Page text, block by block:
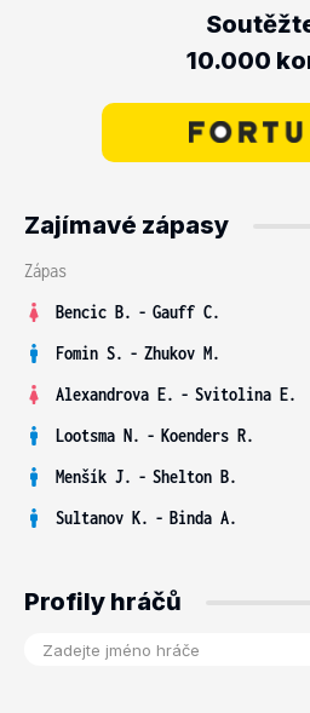
10.000
Zajímavé zápasy
Zápas
Bencic B. - Gauff C.
Fomin S. - Zhukov M.
Alexandrova E. - Svitolina E.
Lootsma N. - Koenders R.
Menšík J. - Shelton B.
Sultanov K. - Binda A.
Profily hráčů